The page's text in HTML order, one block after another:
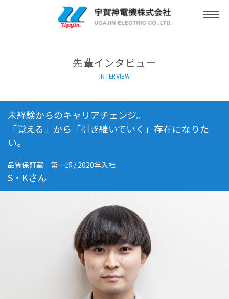
先輩インタビュー
INTERVIEW
未経験からのキャリアチェンジ。
「覚える」から「引き継いでいく」存在になりた
い。
品質保証室 第一部 / 2020年入社
S・Kさん